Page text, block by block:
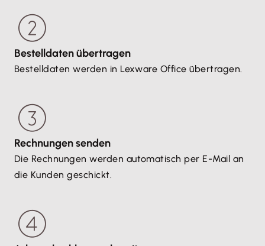
Bestelldaten übertragen
Bestelldaten werden in Lexware Office übertragen.
Rechnungen senden
Die Rechnungen werden automatisch per E-Mail an
die Kunden geschickt.